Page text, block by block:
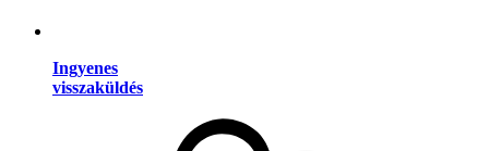
Ingyenes
visszaküldés